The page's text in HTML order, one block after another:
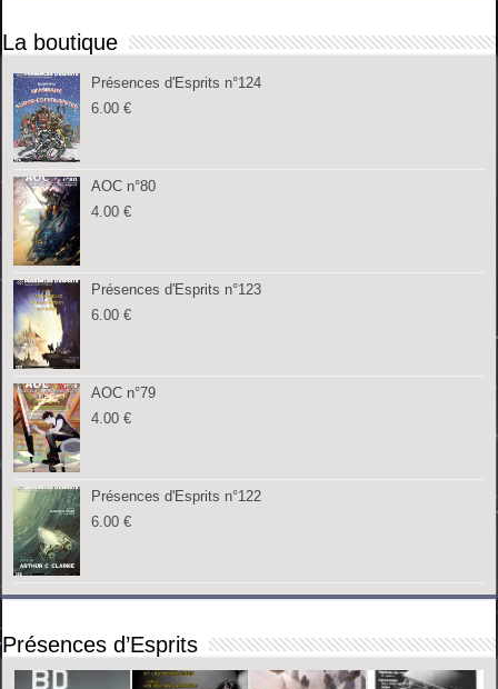
La boutique
Présences d'Esprits n°124
6.00€
AOC n°80
4.00€
Présences d'Esprits n°123
6.00€
AOC n°79
4.00€
Présences d'Esprits n°122
6.00€
Présences d’Esprits